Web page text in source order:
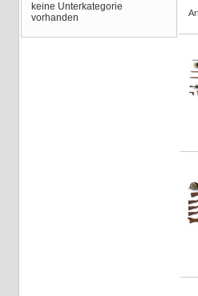
keine Unterkategorie
vorhanden